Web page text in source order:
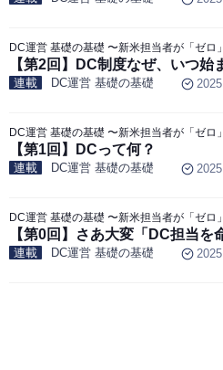
DC運営 基礎の基礎 〜新米担当者が「ゼロ
【第2回】DC制度なぜ、いつ始
連載 DC運営 基礎の基礎
DC運営 基礎の基礎 〜新米担当者が「ゼロ
【第1回】DCって何？
連載 DC運営 基礎の基礎
DC運営 基礎の基礎 〜新米担当者が「ゼロ
【第0回】さあ大変「DC担当を
連載 DC運営 基礎の基礎